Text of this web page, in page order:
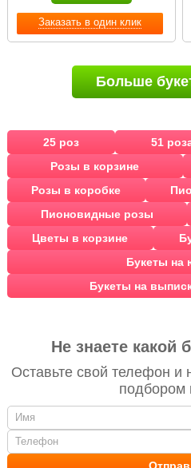
Заказать в один клик
Больше
25 роз 51
Розы в корзине
Розы в коробке
Пионовидные розы
Цветы в корзине
Букеты на
Букеты на
Не знаете какой
Оставьте свой телефон
подбором